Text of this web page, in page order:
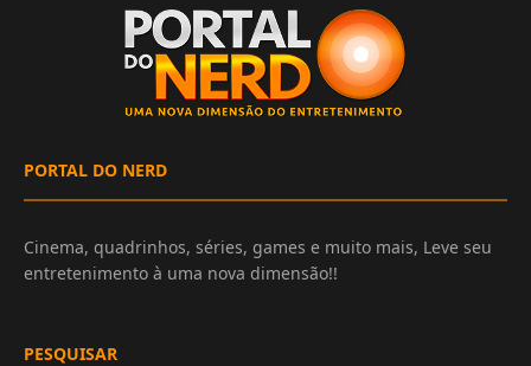
PORTAL DO NERD
Cinema, quadrinhos, séries, games e muito mais, Leve seu
entretenimento à uma nova dimensão!!
PESQUISAR